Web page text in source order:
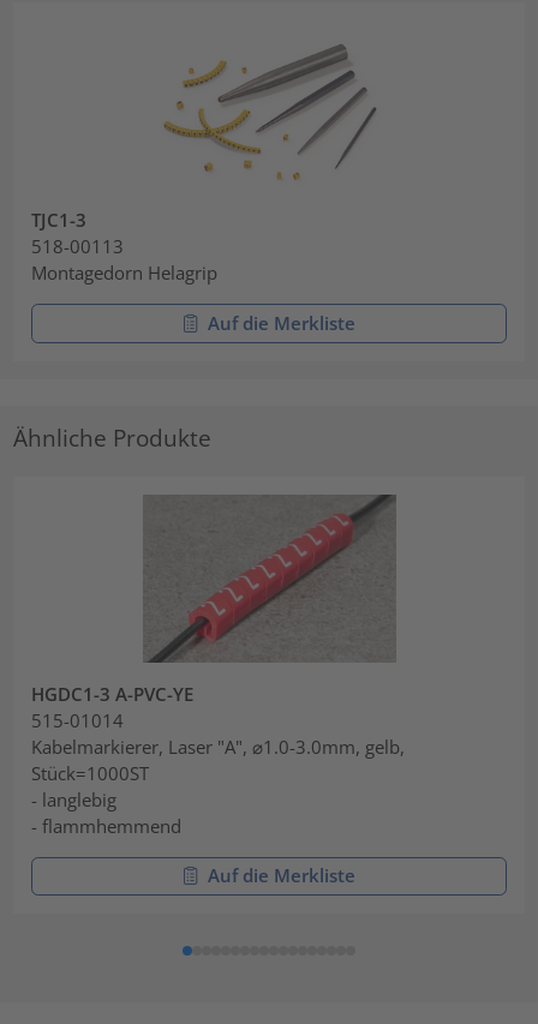
TJC1-3
518-00113
Montagedorn Helagrip
Auf die Merkliste
Ähnliche Produkte
HGDC1-3 A-PVC-YE
515-01014
Kabelmarkierer, Laser "A", ⌀1.0-3.0mm, gelb,
Stück=1000ST
- langlebig
- flammhemmend
Auf die Merkliste